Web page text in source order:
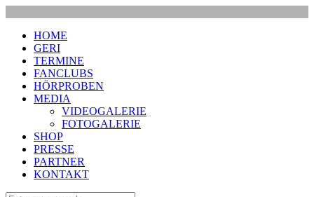
HOME
GERI
TERMINE
FANCLUBS
HÖRPROBEN
MEDIA
VIDEOGALERIE
FOTOGALERIE
SHOP
PRESSE
PARTNER
KONTAKT